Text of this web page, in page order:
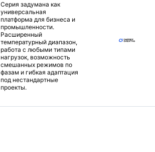
Серия задумана как
универсальная
платформа для бизнеса и
промышленности.
Расширенный
температурный диапазон,
работа с любыми типами
нагрузок, возможность
смешанных режимов по
фазам и гибкая адаптация
под нестандартные
проекты.